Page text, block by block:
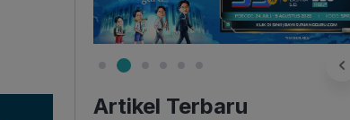
Artikel Terbaru